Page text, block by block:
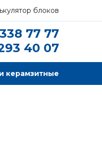
блоков
77 77
40 07
керамзитные